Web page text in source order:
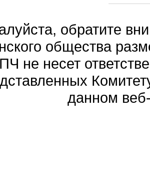
обратите
общества
не несет
данном